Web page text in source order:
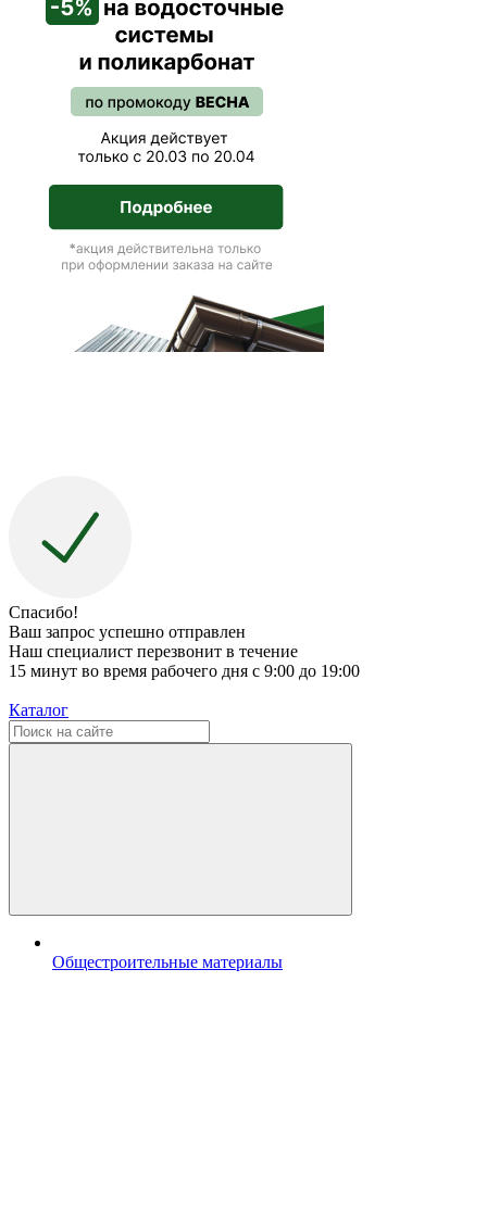
Спасибо!
Ваш запрос успешно отправлен
Наш специалист перезвонит в течение
15 минут во время рабочего дня с 9:00 до 19:00
Каталог
Общестроительные материалы